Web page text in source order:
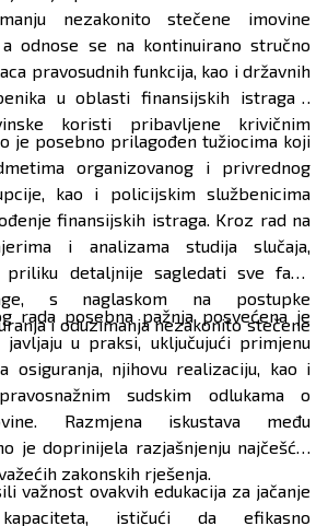
nezakonito stečene imovine
odnose se na kontinuirano stručno
pravosudnih funkcija, kao i državnih
u oblasti finansijskih istraga i
koristi pribavljene krivičnim
je posebno prilagođen tužiocima koji
organizovanog i privrednog
kao i policijskim službenicima
finansijskih istraga. Kroz rad na
i analizama studija slučaja,
detaljnije sagledati sve faze
s naglaskom na postupke
i oduzimanja nezakonito stečene
rada posebna pažnja posvećena je
u praksi, uključujući primjenu
osiguranja, njihovu realizaciju, kao i
sudskim odlukama o
Razmjena iskustava među
je doprinijela razjašnjenju najčešćih
zakonskih rješenja.
važnost ovakvih edukacija za jačanje
kapaciteta, ističući da efikasno